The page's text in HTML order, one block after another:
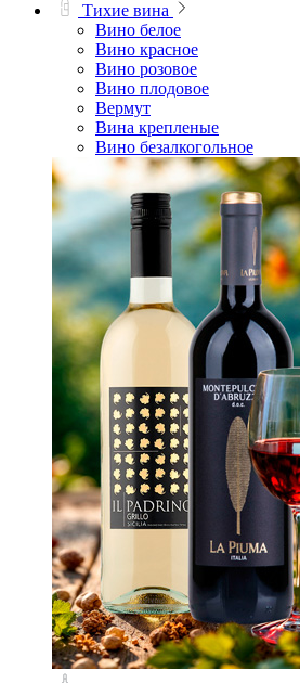
Тихие вина
Вино белое
Вино красное
Вино розовое
Вино плодовое
Вермут
Вина крепленые
Вино безалкогольное